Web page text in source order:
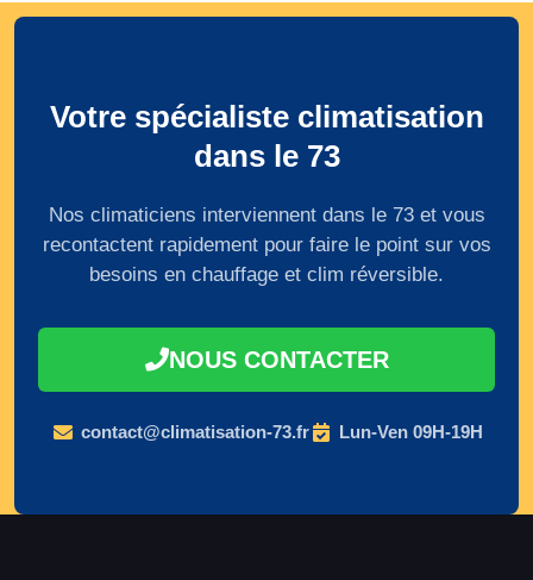
Votre spécialiste climatisation
dans le 73
Nos climaticiens interviennent dans le 73 et vous
recontactent rapidement pour faire le point sur vos
besoins en chauffage et clim réversible.
NOUS CONTACTER
contact@climatisation-73.fr Lun-Ven 09H-19H